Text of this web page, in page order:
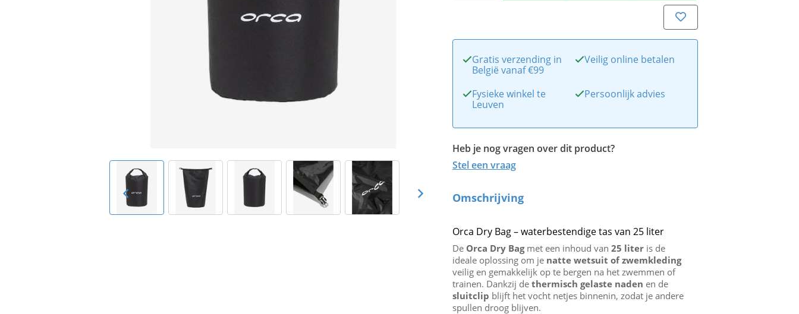
Gratis verzending in
België vanaf €99
Veilig online betalen
Fysieke winkel te
Leuven
Persoonlijk advies
Heb je nog vragen over dit product?
Stel een vraag
Omschrijving
Orca Dry Bag – waterbestendige tas van 25 liter
De Orca Dry Bagmet een inhoud van 25 literis de
ideale oplossing om je natte wetsuit of zwemkleding
veilig en gemakkelijk op te bergen na het zwemmen of
trainen. Dankzij de thermisch gelaste naden en de
sluitclip blijft het vocht netjes binnenin, zodat je andere
spullen droog blijven.